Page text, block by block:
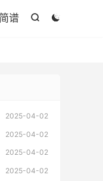


谱
2025-04-02
2025-04-02
2025-04-02
2025-04-02